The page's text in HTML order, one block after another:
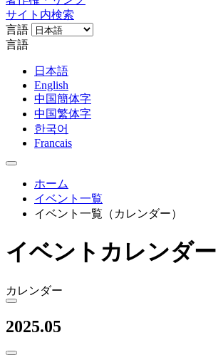
サイト内検索
言語
言語
日本語
English
中国簡体字
中国繁体字
한국어
Francais
ホーム
イベント一覧
イベント一覧（カレンダー）
イベントカレンダー
カレンダー
2025.05